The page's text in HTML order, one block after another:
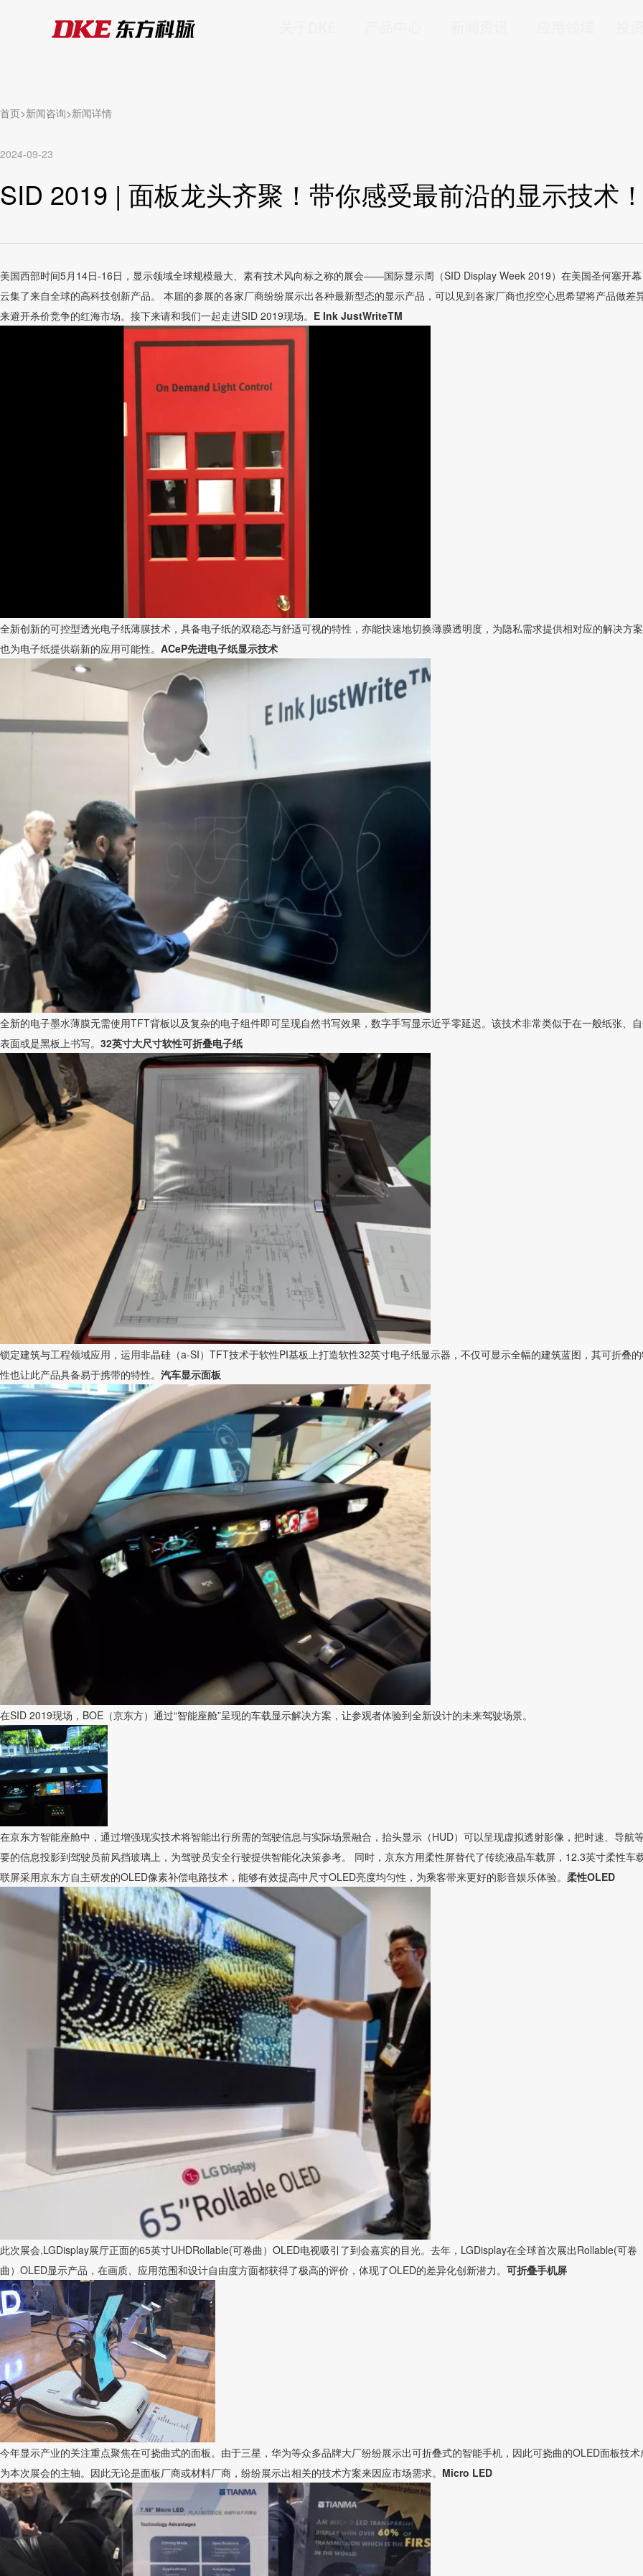
首页 新闻咨询 新闻详情
2024-09-23
SID 2019 | 面板龙头齐聚！带你感受最前沿的显示技术
美国西部时间5月14日-16日，显示领域全球规模最大、素有技术风向标之称的展会——国际显示周（SID Display Week 2019）在美国圣何塞开
云集了来自全球的高科技创新产品。 本届的参展的各家厂商纷纷展示出各种最新型态的显示产品，可以见到各家厂商也挖空心思希望将产品做差
来避开杀价竞争的红海市场。接下来请和我们一起走进SID 2019现场。 E Ink JustWriteTM
全新创新的可控型透光电子纸薄膜技术，具备电子纸的双稳态与舒适可视的特性，亦能快速地切换薄膜透明度，为隐私需求提供相对应的解决方
也为电子纸提供崭新的应用可能性。 ACeP先进电子纸显示技术
全新的电子墨水薄膜无需使用TFT背板以及复杂的电子组件即可呈现自然书写效果，数字手写显示近乎零延迟。该技术非常类似于在一般纸张、
表面或是黑板上书写。 32英寸大尺寸软性可折叠电子纸
锁定建筑与工程领域应用，运用非晶硅（a-SI）TFT技术于软性PI基板上打造软性32英寸电子纸显示器，不仅可显示全幅的建筑蓝图，其可折叠
性也让此产品具备易于携带的特性。 汽车显示面板
在SID 2019现场，BOE（京东方）通过“智能座舱”呈现的车载显示解决方案，让参观者体验到全新设计的未来驾驶场景。
在京东方智能座舱中，通过增强现实技术将智能出行所需的驾驶信息与实际场景融合，抬头显示（HUD）可以呈现虚拟透射影像，把时速、导航
要的信息投影到驾驶员前风挡玻璃上，为驾驶员安全行驶提供智能化决策参考。 同时，京东方用柔性屏替代了传统液晶车载屏，12.3英寸柔性车
联屏采用京东方自主研发的OLED像素补偿电路技术，能够有效提高中尺寸OLED亮度均匀性，为乘客带来更好的影音娱乐体验。 柔性OLED
此次展会,LGDisplay展厅正面的65英寸UHDRollable(可卷曲）OLED电视吸引了到会嘉宾的目光。去年，LGDisplay在全球首次展出Rollable(可卷
曲）OLED显示产品，在画质、应用范围和设计自由度方面都获得了极高的评价，体现了OLED的差异化创新潜力。 可折叠手机屏
今年显示产业的关注重点聚焦在可挠曲式的面板。由于三星，华为等众多品牌大厂纷纷展示出可折叠式的智能手机，因此可挠曲的OLED面板技术
为本次展会的主轴。因此无论是面板厂商或材料厂商，纷纷展示出相关的技术方案来因应市场需求。 Micro LED